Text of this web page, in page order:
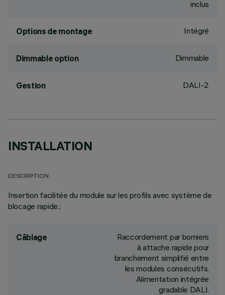
inclus
Options de montage Intégré
Dimmable option Dimmable
Gestion DALI-2
INSTALLATION
DESCRIPTION
Insertion facilitée du module sur les profils avec système de
blocage rapide.;
Câblage
Raccordement par borniers
à attache rapide pour
branchement simplifié entre
les modules consécutifs.
Alimentation intégrée
gradable DALI.